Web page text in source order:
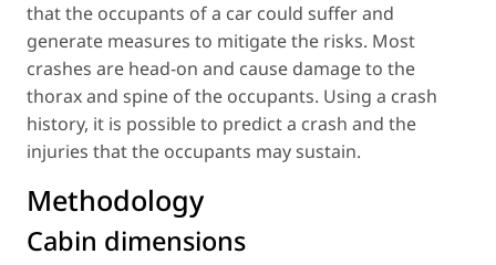
that the occupants of a car could suffer and
generate measures to mitigate the risks. Most
crashes are head-on and cause damage to the
thorax and spine of the occupants. Using a crash
history, it is possible to predict a crash and the
injuries that the occupants may sustain.
Methodology
Cabin dimensions